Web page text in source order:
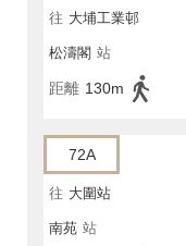
往 大埔工業邨
松濤閣 站
距離 130m
72A
往 大圍站
南苑 站